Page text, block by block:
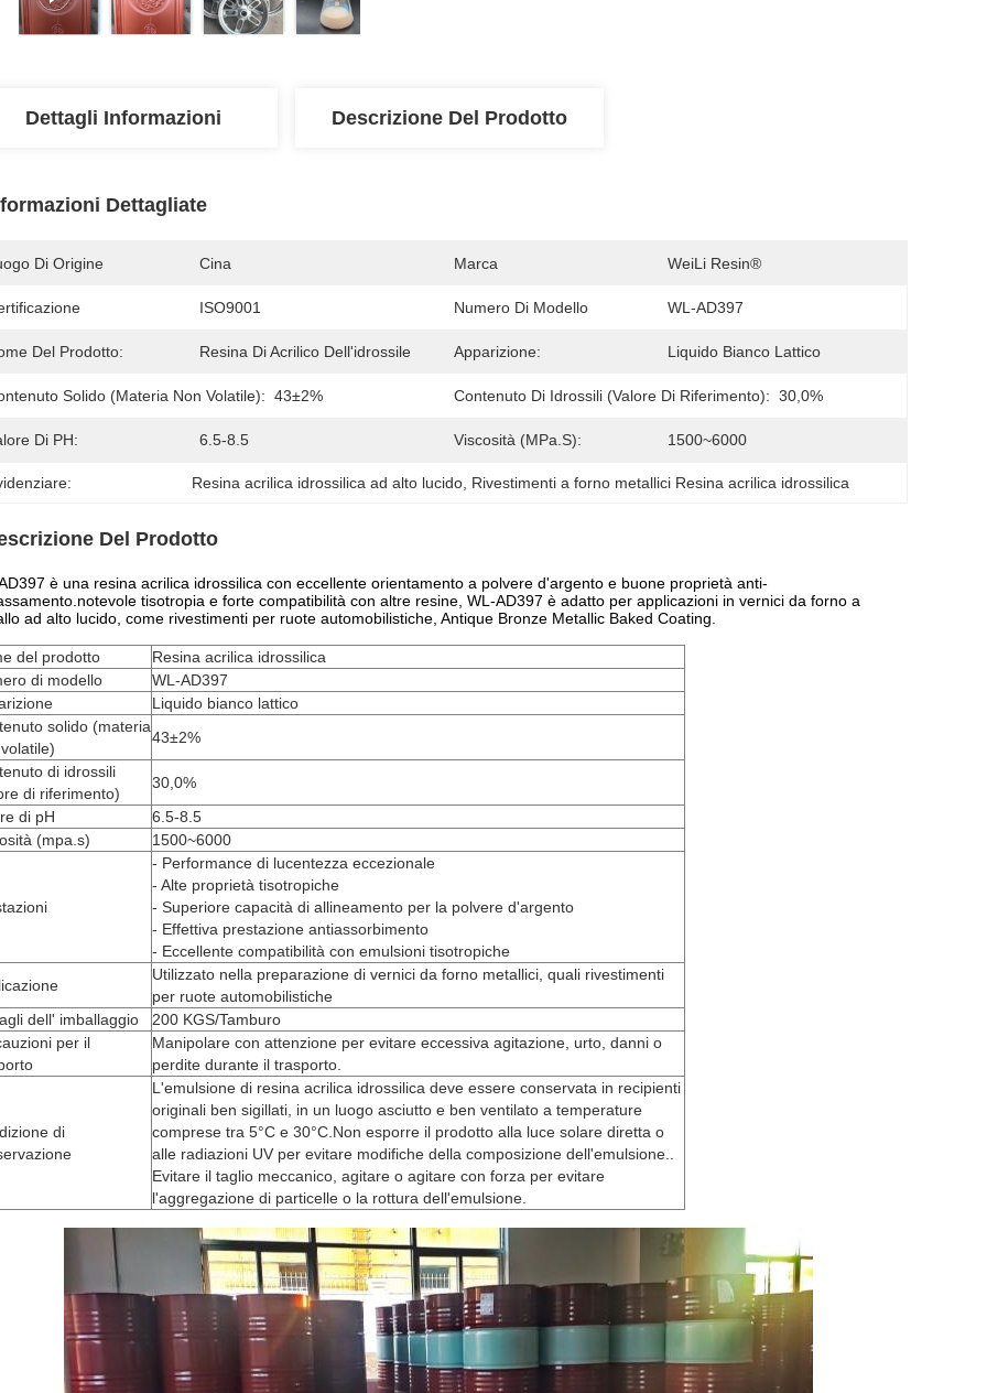
Dettagli Informazioni Descrizione Del Prodotto
Dettagliate
Di Origine Cina Marca WeiLi Resin®
ISO9001 Numero Di Modello WL-AD397
Del Prodotto: Resina Di Acrilico Dell'idrossile Apparizione: Liquido Bianco Lattico
Solido (materia Non Volatile): 43±2% Contenuto Di Idrossili (valore Di Riferimento): 30,0%
Di PH: 6.5-8.5 Viscosità (mPa.s): 1500~6000
Resina acrilica idrossilica ad alto lucido Rivestimenti a forno metallici Resina acrilica idrossilica
Del Prodotto
è una resina acrilica idrossilica con eccellente orientamento a polvere d'argento e buone proprietà anti-
tisotropia e forte compatibilità con altre resine, WL-AD397 è adatto per applicazioni in vernici da forno a
ad alto lucido, come rivestimenti per ruote automobilistiche, Antique Bronze Metallic Baked Coating.
del prodotto
Resina acrilica idrossilica
di modello
WL-AD397
Liquido bianco lattico
solido (materia
43±2%
di idrossili
di riferimento)
30,0%
di pH
6.5-8.5
(mpa.s)
1500~6000
- Performance di lucentezza eccezionale
- Alte proprietà tisotropiche
- Superiore capacità di allineamento per la polvere d'argento
- Effettiva prestazione antiassorbimento
- Eccellente compatibilità con emulsioni tisotropiche
Utilizzato nella preparazione di vernici da forno metallici, quali rivestimenti
per ruote automobilistiche
dell' imballaggio
200 KGS/Tamburo
per il
Manipolare con attenzione per evitare eccessiva agitazione, urto, danni o
perdite durante il trasporto.
di
L'emulsione di resina acrilica idrossilica deve essere conservata in recipienti
originali ben sigillati, in un luogo asciutto e ben ventilato a temperature
comprese tra 5°C e 30°C.Non esporre il prodotto alla luce solare diretta o
alle radiazioni UV per evitare modifiche della composizione dell'emulsione..
Evitare il taglio meccanico, agitare o agitare con forza per evitare
l'aggregazione di particelle o la rottura dell'emulsione.